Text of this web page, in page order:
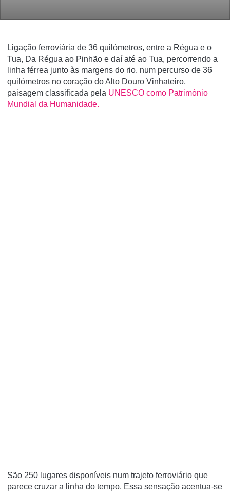
Ligação ferroviária de 36 quilómetros, entre a Régua e o
Tua, Da Régua ao Pinhão e daí até ao Tua, percorrendo a
linha férrea junto às margens do rio, num percurso de 36
quilómetros no coração do Alto Douro Vinhateiro,
paisagem classificada pela UNESCO como Património
Mundial da Humanidade.
São 250 lugares disponíveis num trajeto ferroviário que
parece cruzar a linha do tempo. Essa sensação acentua-se